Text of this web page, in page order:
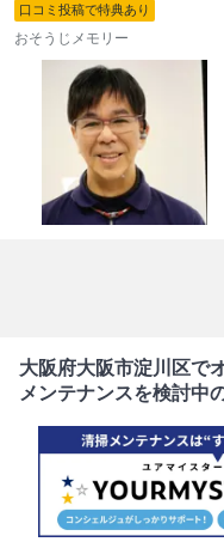
口コミ投稿で特典あり
おそうじメモリー
大阪府大阪市淀川区で
メンテナンスを検討中